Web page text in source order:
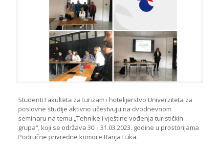
Studenti Fakulteta za turizam i hotelijerstvo Univerziteta za
poslovne studije aktivno učestvuju na dvodnevnom
seminaru na temu „Tehnike i vještine vođenja turističkih
grupa“, koji se održava 30. i 31.03.2023. godine u prostorijama
Područne privredne komore Banja Luka.